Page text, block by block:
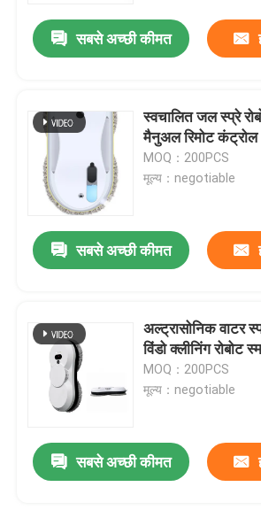
हमारे बारे में
गुणवत्ता नियंत्रण
एक उद्धरण का अनुरोध करें
रोबोट वैक्यूम क्लीनर
रोबोट विंडो क्लीनर
सबसे अच्छी कीमत
स्वचालित जल स्प्रे
मैनुअल रिमोट
MOQ：200PCS
मूल्य：negotiable
सबसे अच्छी कीमत
अल्ट्रासोनिक वाटर
विंडो क्लीनिंग रोबोट
MOQ：200PCS
मूल्य：negotiable
सबसे अच्छी कीमत